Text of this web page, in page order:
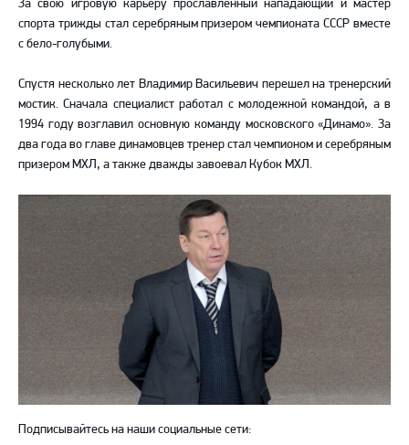
За свою игровую карьеру прославленный нападающий и мастер
спорта трижды стал серебряным призером чемпионата СССР вместе
с бело-голубыми.
Спустя несколько лет Владимир Васильевич перешел на тренерский
мостик. Сначала специалист работал с молодежной командой, а в
1994 году возглавил основную команду московского «Динамо». За
два года во главе динамовцев тренер стал чемпионом и серебряным
призером МХЛ, а также дважды завоевал Кубок МХЛ.
Подписывайтесь на наши социальные сети: